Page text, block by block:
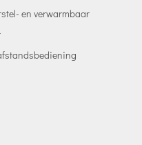
en verwarmbaar